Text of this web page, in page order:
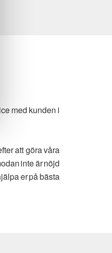
med kunden i
att göra våra
inte är nöjd
er på bästa